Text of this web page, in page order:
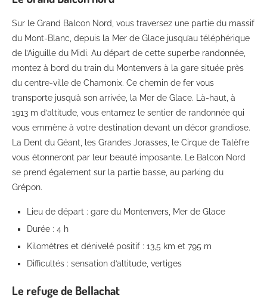
Sur le Grand Balcon Nord, vous traversez une partie du massif
du Mont-Blanc, depuis la Mer de Glace jusqu’au téléphérique
de l’Aiguille du Midi. Au départ de cette superbe randonnée,
montez à bord du train du Montenvers à la gare située près
du centre-ville de Chamonix. Ce chemin de fer vous
transporte jusqu’à son arrivée, la Mer de Glace. Là-haut, à
1913 m d’altitude, vous entamez le sentier de randonnée qui
vous emmène à votre destination devant un décor grandiose.
La Dent du Géant, les Grandes Jorasses, le Cirque de Talèfre
vous étonneront par leur beauté imposante. Le Balcon Nord
se prend également sur la partie basse, au parking du
Grépon.
Lieu de départ : gare du Montenvers, Mer de Glace
Durée : 4 h
Kilomètres et dénivelé positif : 13,5 km et 795 m
Difficultés : sensation d’altitude, vertiges
Le refuge de Bellachat